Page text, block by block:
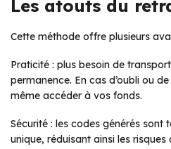
Les atouts du
Cette méthode offre plusieurs
Praticité : plus besoin de
permanence. En cas d’oubli ou
même accéder à vos fonds.
Sécurité : les codes générés sont
unique, réduisant ainsi les